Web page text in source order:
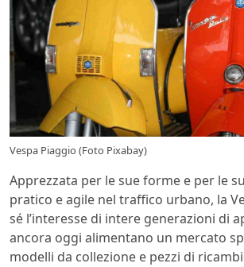
Vespa Piaggio (Foto Pixabay)
Apprezzata per le sue forme e per le
pratico e agile nel traffico urbano, la
sé l’interesse di intere generazioni di
ancora oggi alimentano un mercato
modelli da collezione e pezzi di